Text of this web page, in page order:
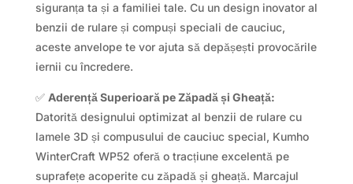
siguranța ta și a familiei tale. Cu un design inovator al
benzii de rulare și compuși speciali de cauciuc,
aceste anvelope te vor ajuta să depășești provocările
iernii cu încredere.
✅ Aderență Superioară pe Zăpadă și Gheață:
Datorită designului optimizat al benzii de rulare cu
lamele 3D și compusului de cauciuc special, Kumho
WinterCraft WP52 oferă o tracțiune excelentă pe
suprafețe acoperite cu zăpadă și gheață. Marcajul